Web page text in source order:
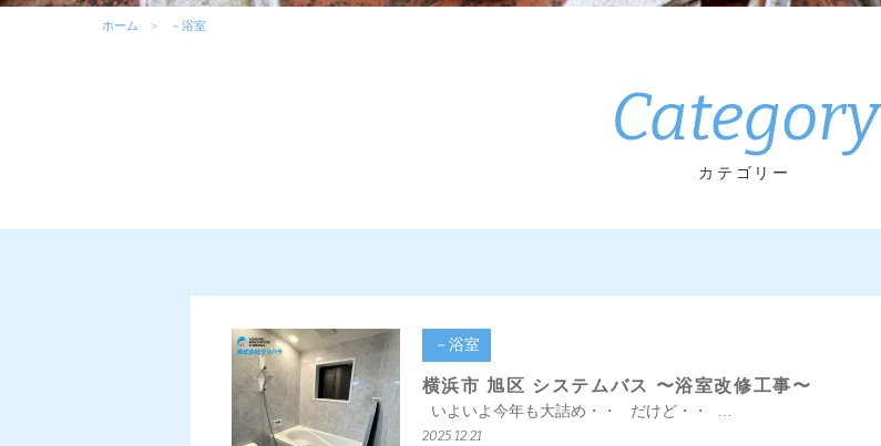
ホーム －浴室
Category
カテゴリー
－浴室
横浜市 旭区 システムバス 〜浴室改修工事〜
いよいよ今年も大詰め・・ だけど・・ …
2025.12.21